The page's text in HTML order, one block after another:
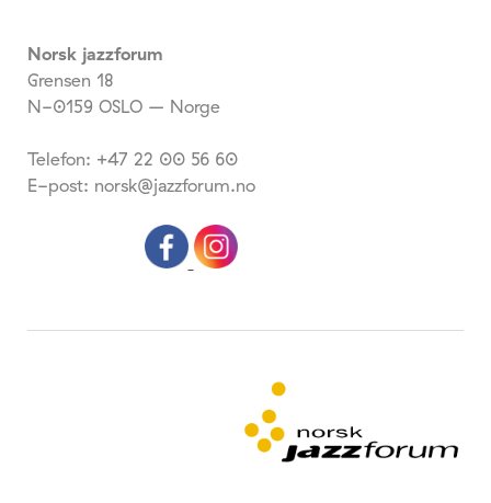
Norsk jazzforum
Grensen 18
N-0159 OSLO – Norge
Telefon: +47 22 00 56 60
E-post: norsk@jazzforum.no